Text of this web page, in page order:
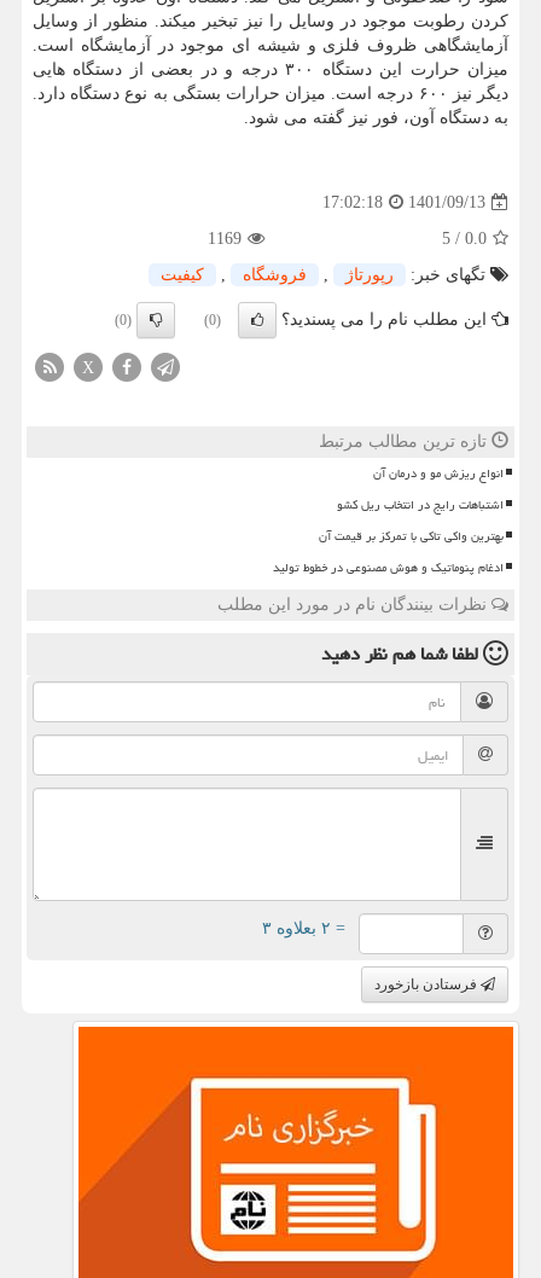
کردن رطوبت موجود در وسایل را نیز تبخیر میکند. منظور از وسایل
آزمایشگاهی ظروف فلزی و شیشه ای موجود در آزمایشگاه است.
میزان حرارت این دستگاه ۳۰۰ درجه و در بعضی از دستگاه هایی
دیگر نیز ۶۰۰ درجه است. میزان حرارات بستگی به نوع دستگاه دارد.
به دستگاه آون، فور نیز گفته می شود.
1401/09/13
17:02:18
0.0
/
5
1169
تگهای خبر:
رپورتاژ , فروشگاه , كیفیت
این مطلب نام را می پسندید؟ (0)
(0)
X
تازه ترین مطالب مرتبط
انواع ریزش مو و درمان آن
اشتباهات رایج در انتخاب ریل کشو
بهترین واکی تاکی با تمرکز بر قیمت آن
ادغام پنوماتیک و هوش مصنوعی در خطوط تولید
نظرات بینندگان نام در مورد این مطلب
لطفا شما همنظر دهید
= ۲ بعلاوه ۳
فرستادن بازخورد